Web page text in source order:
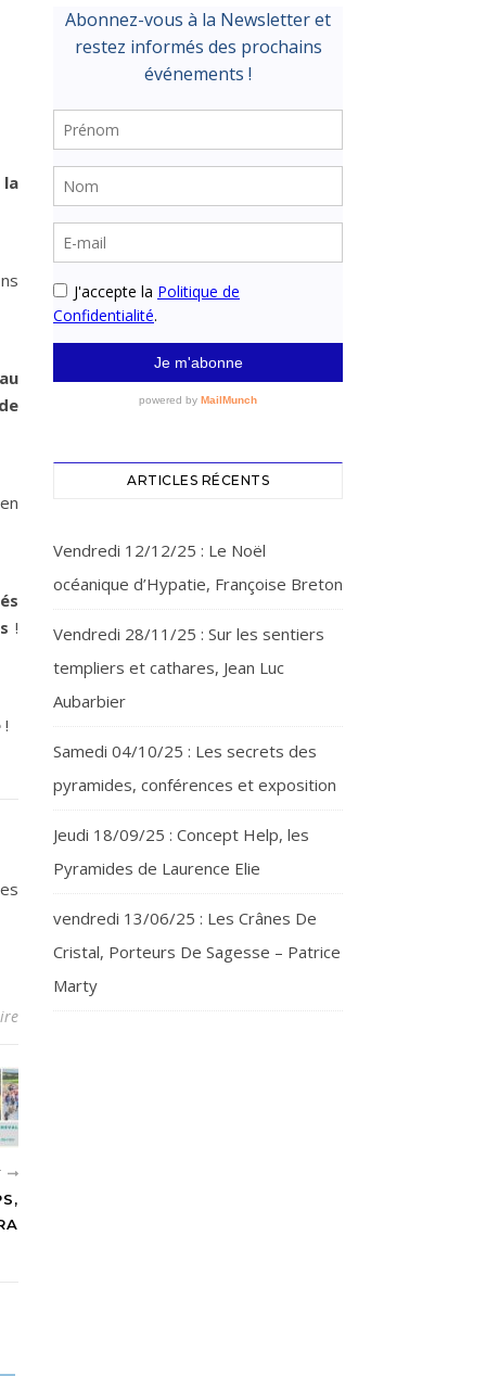
!
!
ARTICLES RÉCENTS
Vendredi 12/12/25 : Le Noël
océanique d’Hypatie, Françoise Breton
Vendredi 28/11/25 : Sur les sentiers
templiers et cathares, Jean Luc
Aubarbier
Samedi 04/10/25 : Les secrets des
pyramides, conférences et exposition
Jeudi 18/09/25 : Concept Help, les
Pyramides de Laurence Elie
vendredi 13/06/25 : Les Crânes De
Cristal, Porteurs De Sagesse – Patrice
Marty